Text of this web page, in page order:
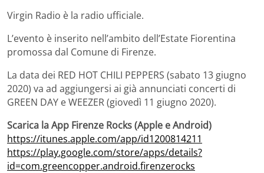
Virgin Radio è la radio ufficiale.
L’evento è inserito nell’ambito dell’Estate Fiorentina
promossa dal Comune di Firenze.
La data dei RED HOT CHILI PEPPERS (sabato 13 giugno
2020) va ad aggiungersi ai già annunciati concerti di
GREEN DAY e WEEZER (giovedì 11 giugno 2020).
Scarica la App Firenze Rocks (Apple e Android)
https://itunes.apple.com/app/id1200814211
https://play.google.com/store/apps/details?
id=com.greencopper.android.firenzerocks